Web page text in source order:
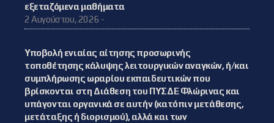
εξεταζόμενα μαθήματα
2 Αυγούστου, 2026 -
Υποβολή ενιαίας αίτησης προσωρινής
τοποθέτησης κάλυψης λειτουργικών αναγκών, ή/και
συμπλήρωσης ωραρίου εκπαιδευτικών που
βρίσκονται στη Διάθεση του ΠΥΣΔΕ Φλώρινας και
υπάγονται οργανικά σε αυτήν (κατόπιν μετάθεσης,
μετάταξης ή διορισμού), αλλά και των